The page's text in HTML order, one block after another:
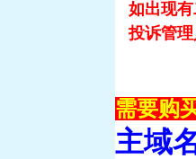
如出现
投诉管
需要购
主域